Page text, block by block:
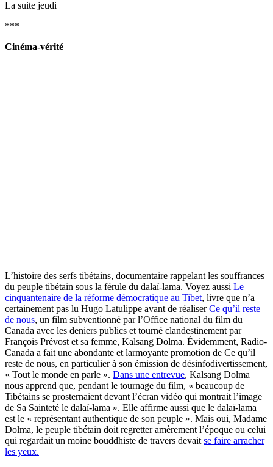
La suite jeudi
***
Cinéma-vérité
L’histoire des serfs tibétains, documentaire rappelant les souffrances
du peuple tibétain sous la férule du dalaï-lama. Voyez aussi Le
cinquantenaire de la réforme démocratique au Tibet, livre que n’a
certainement pas lu Hugo Latulippe avant de réaliserCe qu’il reste
de nous, un film subventionné par l’Office national du film du
Canada avec les deniers publics et tourné clandestinement par
François Prévost et sa femme, Kalsang Dolma. Évidemment, Radio-
Canada a fait une abondante et larmoyante promotion de Ce qu’il
reste de nous, en particulier à son émission de désinfodivertissement,
« Tout le monde en parle ». Dans une entrevue, Kalsang Dolma
nous apprend que, pendant le tournage du film, « beaucoup de
Tibétains se prosternaient devant l’écran vidéo qui montrait l’image
de Sa Sainteté le dalaï-lama ». Elle affirme aussi que le dalaï-lama
est le « représentant authentique de son peuple ». Mais oui, Madame
Dolma, le peuple tibétain doit regretter amèrement l’époque ou celui
qui regardait un moine bouddhiste de travers devait se faire arracher
les yeux.